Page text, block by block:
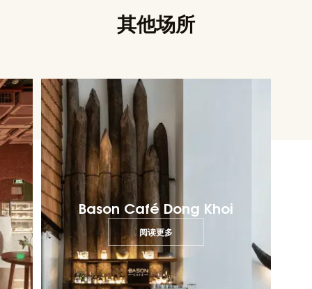
其他场所
Bason Café Dong Khoi
阅读更多